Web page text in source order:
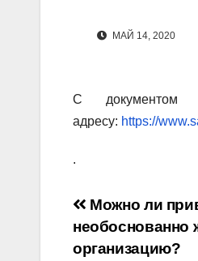
МАЙ 14, 2020
С документом
адресу: https://
.
по
Можно ли
необоснованно
организацию?